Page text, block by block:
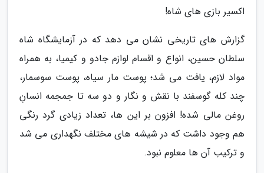
اکسیر بازی های شاه!
گزارش های تاریخی نشان می دهد که در آزمایشگاه شاه
سلطان حسین، انواع و اقسام لوازم جادو و کیمیا، به همراه
مواد لازم، یافت می شد؛ پوست مار سیاه، پوست سوسمار،
چند کله گوسفند با نقش و نگار و دو سه تا جمجمه انسانِ
روغن مالی شده! افزون بر این ها، تعداد زیادی گرد رنگی
هم وجود داشت که در شیشه های مختلف نگهداری می شد
و ترکیب آن ها معلوم نبود.